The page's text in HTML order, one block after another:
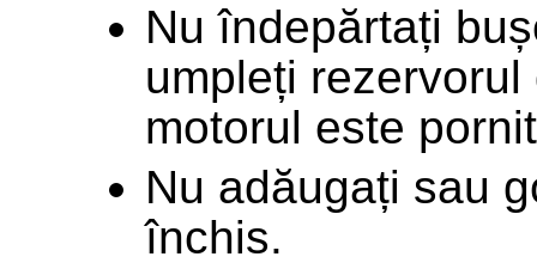
Nu îndepărtați
umpleți
motorul este
Nu adăugați sau
închis.